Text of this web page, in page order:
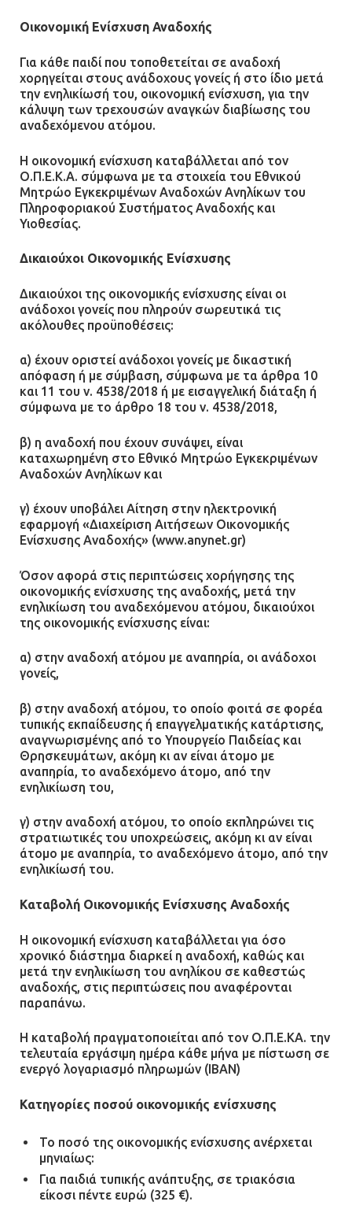
Οικονομική Ενίσχυση Αναδοχής
Για κάθε παιδί που τοποθετείται σε αναδοχή
χορηγείται στους ανάδοχους γονείς ή στο ίδιο μετά
την ενηλικίωσή του, οικονομική ενίσχυση, για την
κάλυψη των τρεχουσών αναγκών διαβίωσης του
αναδεχόμενου ατόμου.
Η οικονομική ενίσχυση καταβάλλεται από τον
Ο.Π.Ε.Κ.Α. σύμφωνα με τα στοιχεία του Εθνικού
Μητρώο Εγκεκριμένων Αναδοχών Ανηλίκων του
Πληροφοριακού Συστήματος Αναδοχής και
Υιοθεσίας.
Δικαιούχοι Οικονομικής Ενίσχυσης
Δικαιούχοι της οικονομικής ενίσχυσης είναι οι
ανάδοχοι γονείς που πληρούν σωρευτικά τις
ακόλουθες προϋποθέσεις:
α) έχουν οριστεί ανάδοχοι γονείς με δικαστική
απόφαση ή με σύμβαση, σύμφωνα με τα άρθρα 10
και 11 του ν. 4538/2018 ή με εισαγγελική διάταξη ή
σύμφωνα με το άρθρο 18 του ν. 4538/2018,
β) η αναδοχή που έχουν συνάψει, είναι
καταχωρημένη στο Εθνικό Μητρώο Εγκεκριμένων
Αναδοχών Ανηλίκων και
γ) έχουν υποβάλει Αίτηση στην ηλεκτρονική
εφαρμογή «Διαχείριση Αιτήσεων Οικονομικής
Ενίσχυσης Αναδοχής» (www.anynet.gr)
Όσον αφορά στις περιπτώσεις χορήγησης της
οικονομικής ενίσχυσης της αναδοχής, μετά την
ενηλικίωση του αναδεχόμενου ατόμου, δικαιούχοι
της οικονομικής ενίσχυσης είναι:
α) στην αναδοχή ατόμου με αναπηρία, οι ανάδοχοι
γονείς,
β) στην αναδοχή ατόμου, το οποίο φοιτά σε φορέα
τυπικής εκπαίδευσης ή επαγγελματικής κατάρτισης,
αναγνωρισμένης από το Υπουργείο Παιδείας και
Θρησκευμάτων, ακόμη κι αν είναι άτομο με
αναπηρία, το αναδεχόμενο άτομο, από την
ενηλικίωση του,
γ) στην αναδοχή ατόμου, το οποίο εκπληρώνει τις
στρατιωτικές του υποχρεώσεις, ακόμη κι αν είναι
άτομο με αναπηρία, το αναδεχόμενο άτομο, από την
ενηλικίωσή του.
Καταβολή Οικονομικής Ενίσχυσης Αναδοχής
Η οικονομική ενίσχυση καταβάλλεται για όσο
χρονικό διάστημα διαρκεί η αναδοχή, καθώς και
μετά την ενηλικίωση του ανηλίκου σε καθεστώς
αναδοχής, στις περιπτώσεις που αναφέρονται
παραπάνω.
Η καταβολή πραγματοποιείται από τον Ο.Π.Ε.ΚΑ. την
τελευταία εργάσιμη ημέρα κάθε μήνα με πίστωση σε
ενεργό λογαριασμό πληρωμών (ΙΒΑΝ)
Κατηγορίες ποσού οικονομικής ενίσχυσης
Το ποσό της οικονομικής ενίσχυσης ανέρχεται
μηνιαίως:
Για παιδιά τυπικής ανάπτυξης, σε τριακόσια
είκοσι πέντε ευρώ (325 €).